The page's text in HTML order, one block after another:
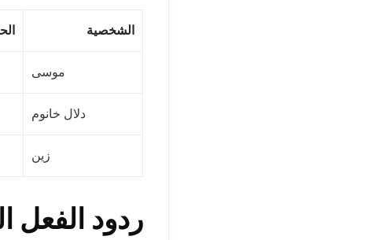
الشخصية
موسى
دلال خانوم
زين
ردود الفعل